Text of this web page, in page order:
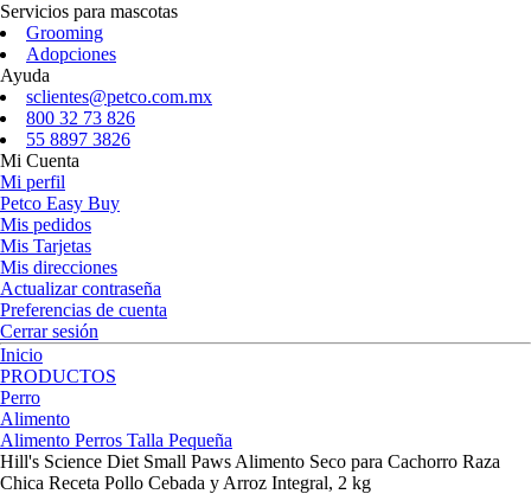
Servicios para mascotas
Grooming
Adopciones
Ayuda
sclientes@petco.com.mx
800 32 73 826
55 8897 3826
Mi Cuenta
Mi perfil
Petco Easy Buy
Mis pedidos
Mis Tarjetas
Mis direcciones
Actualizar contraseña
Preferencias de cuenta
Cerrar sesión
Inicio
PRODUCTOS
Perro
Alimento
Alimento Perros Talla Pequeña
Hill's Science Diet Small Paws Alimento Seco para Cachorro Raza
Chica Receta Pollo Cebada y Arroz Integral, 2 kg